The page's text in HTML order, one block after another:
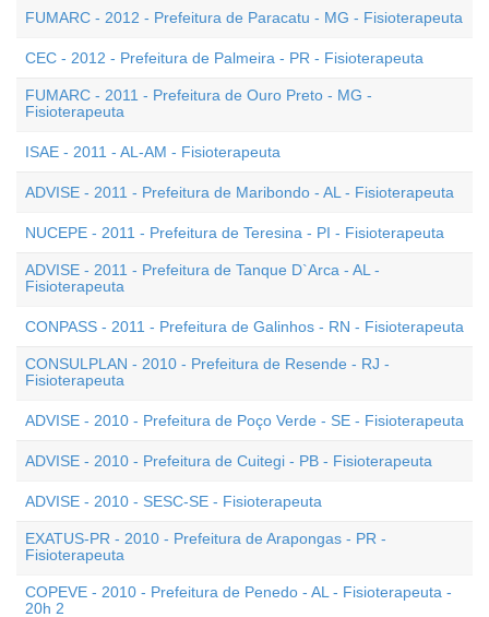
FUMARC - 2012 - Prefeitura de Paracatu - MG - Fisioterapeuta
CEC - 2012 - Prefeitura de Palmeira - PR - Fisioterapeuta
FUMARC - 2011 - Prefeitura de Ouro Preto - MG -
Fisioterapeuta
ISAE - 2011 - AL-AM - Fisioterapeuta
ADVISE - 2011 - Prefeitura de Maribondo - AL - Fisioterapeuta
NUCEPE - 2011 - Prefeitura de Teresina - PI - Fisioterapeuta
ADVISE - 2011 - Prefeitura de Tanque D`Arca - AL -
Fisioterapeuta
CONPASS - 2011 - Prefeitura de Galinhos - RN - Fisioterapeuta
CONSULPLAN - 2010 - Prefeitura de Resende - RJ -
Fisioterapeuta
ADVISE - 2010 - Prefeitura de Poço Verde - SE - Fisioterapeuta
ADVISE - 2010 - Prefeitura de Cuitegi - PB - Fisioterapeuta
ADVISE - 2010 - SESC-SE - Fisioterapeuta
EXATUS-PR - 2010 - Prefeitura de Arapongas - PR -
Fisioterapeuta
COPEVE - 2010 - Prefeitura de Penedo - AL - Fisioterapeuta -
20h 2